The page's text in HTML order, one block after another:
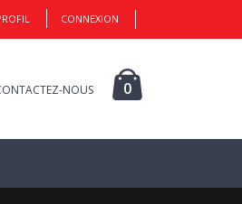
CONNEXION
NOUS 0